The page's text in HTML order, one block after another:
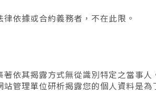
依據或合約義務者，不在此限。
依其揭露方式無從識別特定之當事人
管理單位研析揭露您的個人資料是為